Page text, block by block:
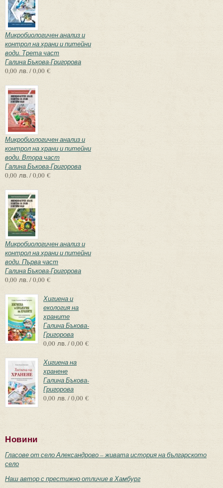
Микробиологичен анализ и
контрол на храни и питейни
води. Трета част
Галина Бъкова-Григорова
0,00 лв. / 0,00 €
Микробиологичен анализ и
контрол на храни и питейни
води. Втора част
Галина Бъкова-Григорова
0,00 лв. / 0,00 €
Микробиологичен анализ и
контрол на храни и питейни
води. Първа част
Галина Бъкова-Григорова
0,00 лв. / 0,00 €
Хигиена и
екология на
храните
Галина Бъкова-
Григорова
0,00 лв. / 0,00 €
Хигиена на
хранене
Галина Бъкова-
Григорова
0,00 лв. / 0,00 €
Новини
Гласове от село Александрово – живата история на българското
село
Наш автор с престижно отличие в Хамбург